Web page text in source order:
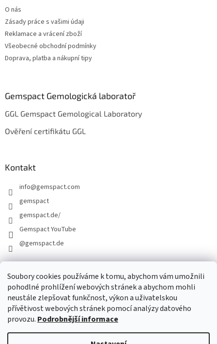
Soubory cookies používáme k tomu, abychom vám umožnili
pohodlné prohlížení webových stránek a abychom mohli
neustále zlepšovat funkčnost, výkon a uživatelskou
přívětivost webových stránek pomocí analýzy datového
provozu. Podrobnější informace
O nás
Zásady práce s vašimi údaji
Reklamace a vrácení zboží
Všeobecné obchodní podmínky
Doprava, platba a nákupní tipy
Gemspact Gemologická laboratoř
GGL Gemspact Gemological Laboratory
Ověření certifikátu GGL
Kontakt
info@gemspact.com
gemspact
gemspact.de/
Gemspact YouTube
@gemspact.de
KONTAKTNÍ FORMULÁŘ